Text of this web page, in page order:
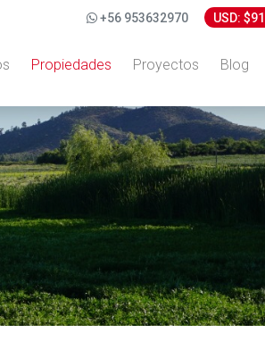
+56 953632970 USD:
Propiedades Proyectos Blog